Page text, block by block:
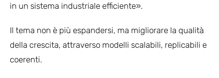
in un sistema industriale efficiente».
Il tema non è più espandersi, ma migliorare la qualità
della crescita, attraverso modelli scalabili, replicabili e
coerenti.